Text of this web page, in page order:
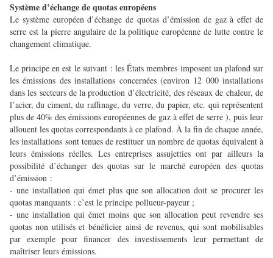
Système d’échange de quotas européens
Le système européen d’échange de quotas d’émission de gaz à effet de
serre est la pierre angulaire de la politique européenne de lutte contre le
changement climatique.
Le principe en est le suivant : les États membres imposent un plafond sur
les émissions des installations concernées (environ 12 000 installations
dans les secteurs de la production d’électricité, des réseaux de chaleur, de
l’acier, du ciment, du raffinage, du verre, du papier, etc. qui représentent
plus de 40% des émissions européennes de gaz à effet de serre ), puis leur
allouent les quotas correspondants à ce plafond. À la fin de chaque année,
les installations sont tenues de restituer un nombre de quotas équivalent à
leurs émissions réelles. Les entreprises assujetties ont par ailleurs la
possibilité d’échanger des quotas sur le marché européen des quotas
d’émission :
- une installation qui émet plus que son allocation doit se procurer les
quotas manquants : c’est le principe pollueur-payeur ;
- une installation qui émet moins que son allocation peut revendre ses
quotas non utilisés et bénéficier ainsi de revenus, qui sont mobilisables
par exemple pour financer des investissements leur permettant de
maîtriser leurs émissions.